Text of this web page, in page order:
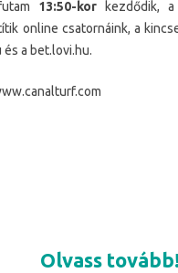
13:50-kor
kezdődik,
online csatornáink, a
és a bet.lovi.hu.
Olvass tovább!